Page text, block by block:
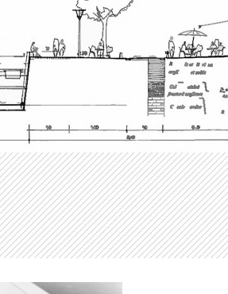
LA TREMBLADE
Maritime